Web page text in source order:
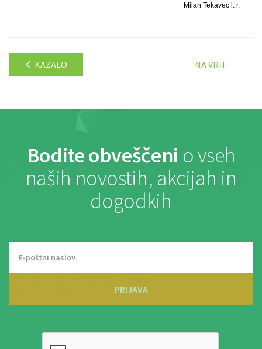
Milan Tekavec l. r.
KAZALO NA VRH
Bodite obveščeni o vseh
naših novostih, akcijah in
dogodkih
PRIJAVA